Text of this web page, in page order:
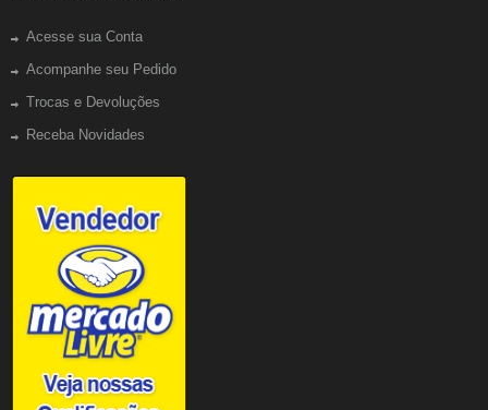
Acesse sua Conta
Acompanhe seu Pedido
Trocas e Devoluções
Receba Novidades